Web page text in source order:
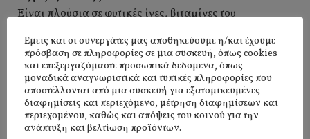
Είναι πλούσια σε φυτικές ίνες, βιταμίνες του
και αντιοξειδωτικά συστατικά. Επιπλέον τα καρύδια,
όπως και οι
περισσότεροι ξηροί καρποί, περιέχουν σημαντικές
ποσότητες φυτικών
στερολών καθώς και μονοακόρεστων και
πολυακόρεστων λιπαρών οξέων.
Εμείς και οι συνεργάτες μας αποθηκεύουμε ή/και έχουμε
πρόσβαση σε πληροφορίες σε μια συσκευή, όπως cookies
και επεξεργαζόμαστε προσωπικά δεδομένα, όπως
μοναδικά αναγνωριστικά και τυπικές πληροφορίες που
αποστέλλονται από μια συσκευή για εξατομικευμένες
διαφημίσεις και περιεχόμενο, μέτρηση διαφημίσεων και
περιεχομένου, καθώς και απόψεις του κοινού για την
ανάπτυξη και βελτίωση προϊόντων.